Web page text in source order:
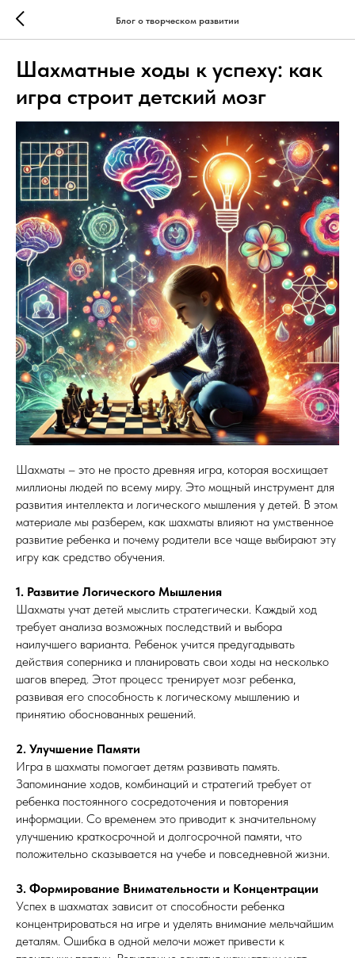
Блог о творческом развитии
Шахматные ходы к успеху: как
игра строит детский мозг
Шахматы – это не просто древняя игра, которая восхищает
миллионы людей по всему миру. Это мощный инструмент для
развития интеллекта и логического мышления у детей. В этом
материале мы разберем, как шахматы влияют на умственное
развитие ребенка и почему родители все чаще выбирают эту
игру как средство обучения.
1. Развитие Логического Мышления
Шахматы учат детей мыслить стратегически. Каждый ход
требует анализа возможных последствий и выбора
наилучшего варианта. Ребенок учится предугадывать
действия соперника и планировать свои ходы на несколько
шагов вперед. Этот процесс тренирует мозг ребенка,
развивая его способность к логическому мышлению и
принятию обоснованных решений.
2. Улучшение Памяти
Игра в шахматы помогает детям развивать память.
Запоминание ходов, комбинаций и стратегий требует от
ребенка постоянного сосредоточения и повторения
информации. Со временем это приводит к значительному
улучшению краткосрочной и долгосрочной памяти, что
положительно сказывается на учебе и повседневной жизни.
3. Формирование Внимательности и Концентрации
Успех в шахматах зависит от способности ребенка
концентрироваться на игре и уделять внимание мельчайшим
деталям. Ошибка в одной мелочи может привести к